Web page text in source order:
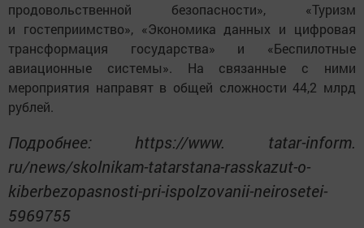
продовольственной безопасности», «Туризм
и гостеприимство», «Экономика данных и цифровая
трансформация государства» и «Беспилотные
авиационные системы». На связанные с ними
мероприятия направят в общей сложности 44,2 млрд
рублей.
Подробнее: https://www. tatar-inform.
ru/news/skolnikam-tatarstana-rasskazut-o-
kiberbezopasnosti-pri-ispolzovanii-neirosetei-
5969755